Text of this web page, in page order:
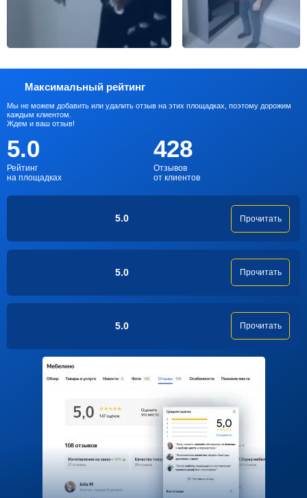
Максимальный рейтинг
Мы не можем добавить или удалить отзыв на этих площадках, поэтому дорожим
каждым клиентом.
Ждем и ваш отзыв!
5.0
Рейтинг
на площадках
428
Отзывов
от клиентов
5.0 Прочитать
5.0 Прочитать
5.0 Прочитать